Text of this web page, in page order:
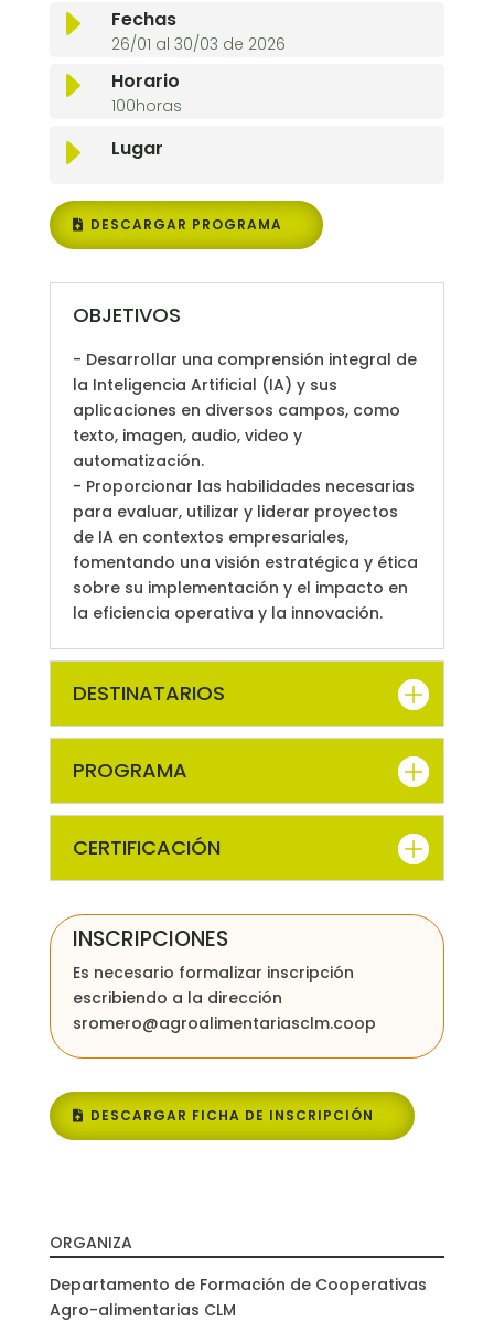
E Fechas
26/01 al 30/03 de 2026
E Horario
100horas
E Lugar
DESCARGAR PROGRAMA
OBJETIVOS
- Desarrollar una comprensión integral de
la Inteligencia Artificial (IA) y sus
aplicaciones en diversos campos, como
texto, imagen, audio, video y
automatización.
- Proporcionar las habilidades necesarias
para evaluar, utilizar y liderar proyectos
de IA en contextos empresariales,
fomentando una visión estratégica y ética
sobre su implementación y el impacto en
la eficiencia operativa y la innovación.
DESTINATARIOS
PROGRAMA
CERTIFICACIÓN
INSCRIPCIONES
Es necesario formalizar inscripción
escribiendo a la dirección
sromero@agroalimentariasclm.coop
DESCARGAR FICHA DE INSCRIPCIÓN
ORGANIZA
Departamento de Formación de Cooperativas
Agro-alimentarias CLM